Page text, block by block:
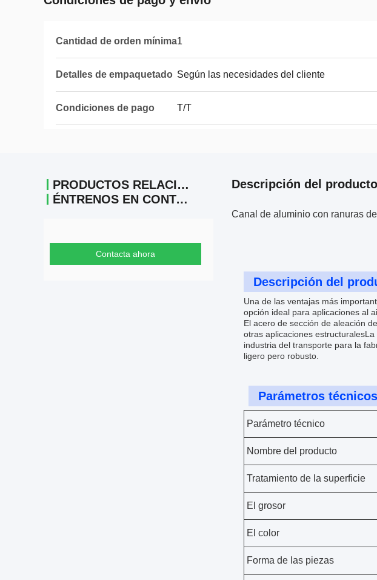
Cantidad de orden mínima1
Detalles de empaquetado Según las necesidades del cliente
Condiciones de pago T/T
PRODUCTOS RELACIONADOS
ÉNTRENOS EN CONTACTO CON
Contacta ahora
Descripción del producto
Canal de aluminio con ranuras
Descripción del
Una de las ventajas más
opción ideal para aplicaciones al
El acero de sección de aleación
otras aplicaciones
industria del transporte para la
ligero pero robusto.
Parámetros
Parámetro técnico
Nombre del producto
Tratamiento de la superficie
El grosor
El color
Forma de las piezas